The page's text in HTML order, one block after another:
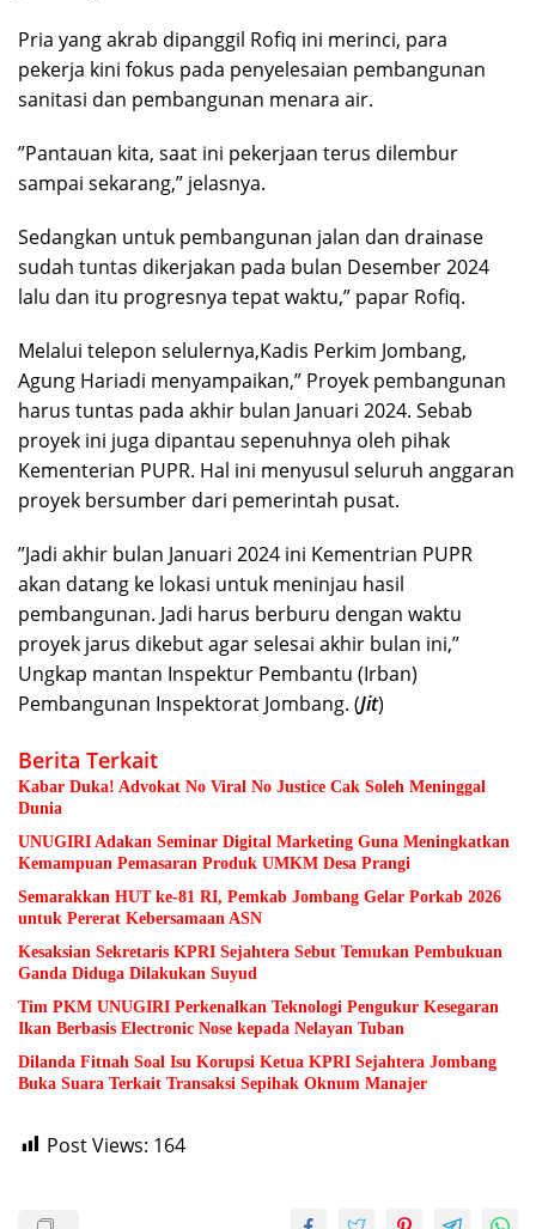
Pria yang akrab dipanggil Rofiq ini merinci, para
pekerja kini fokus pada penyelesaian pembangunan
sanitasi dan pembangunan menara air.
”Pantauan kita, saat ini pekerjaan terus dilembur
sampai sekarang,” jelasnya.
Sedangkan untuk pembangunan jalan dan drainase
sudah tuntas dikerjakan pada bulan Desember 2024
lalu dan itu progresnya tepat waktu,” papar Rofiq.
Melalui telepon selulernya,Kadis Perkim Jombang,
Agung Hariadi menyampaikan,” Proyek pembangunan
harus tuntas pada akhir bulan Januari 2024. Sebab
proyek ini juga dipantau sepenuhnya oleh pihak
Kementerian PUPR. Hal ini menyusul seluruh anggaran
proyek bersumber dari pemerintah pusat.
”Jadi akhir bulan Januari 2024 ini Kementrian PUPR
akan datang ke lokasi untuk meninjau hasil
pembangunan. Jadi harus berburu dengan waktu
proyek jarus dikebut agar selesai akhir bulan ini,”
Ungkap mantan Inspektur Pembantu (Irban)
Pembangunan Inspektorat Jombang. (Jit)
Berita Terkait
Kabar Duka! Advokat No Viral No Justice Cak Soleh Meninggal
Dunia
UNUGIRI Adakan Seminar Digital Marketing Guna Meningkatkan
Kemampuan Pemasaran Produk UMKM Desa Prangi
Semarakkan HUT ke-81 RI, Pemkab Jombang Gelar Porkab 2026
untuk Pererat Kebersamaan ASN
Kesaksian Sekretaris KPRI Sejahtera Sebut Temukan Pembukuan
Ganda Diduga Dilakukan Suyud
Tim PKM UNUGIRI Perkenalkan Teknologi Pengukur Kesegaran
Ikan Berbasis Electronic Nose kepada Nelayan Tuban
Dilanda Fitnah Soal Isu Korupsi Ketua KPRI Sejahtera Jombang
Buka Suara Terkait Transaksi Sepihak Oknum Manajer
Post Views: 164